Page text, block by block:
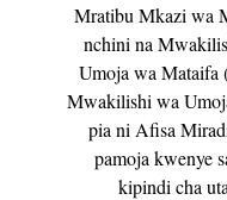
Mratibu Mkazi wa
nchini na
Umoja wa Mataifa
Mwakilishi wa
pia ni Afisa
pamoja kwenye
kipindi cha